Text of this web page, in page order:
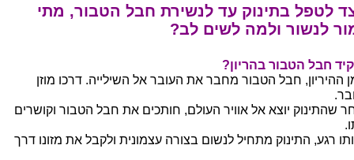
לטפל בתינוק עד לנשירת חבל הטבור, מתי
לנשור ולמה לשים לב?
חבל הטבור בהריון?
ההיריון, חבל הטבור מחבר את העובר אל השילייה. דרכו מוזן
שהתינוק יוצא אל אוויר העולם, חותכים את חבל הטבור וקושרים
רגע, התינוק מתחיל לנשום בצורה עצמונית ולקבל את מזונו דרך